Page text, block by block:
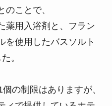
ことで、
薬用入浴剤と、フラン
を使用したバスソルト
。
の制限はありますが、